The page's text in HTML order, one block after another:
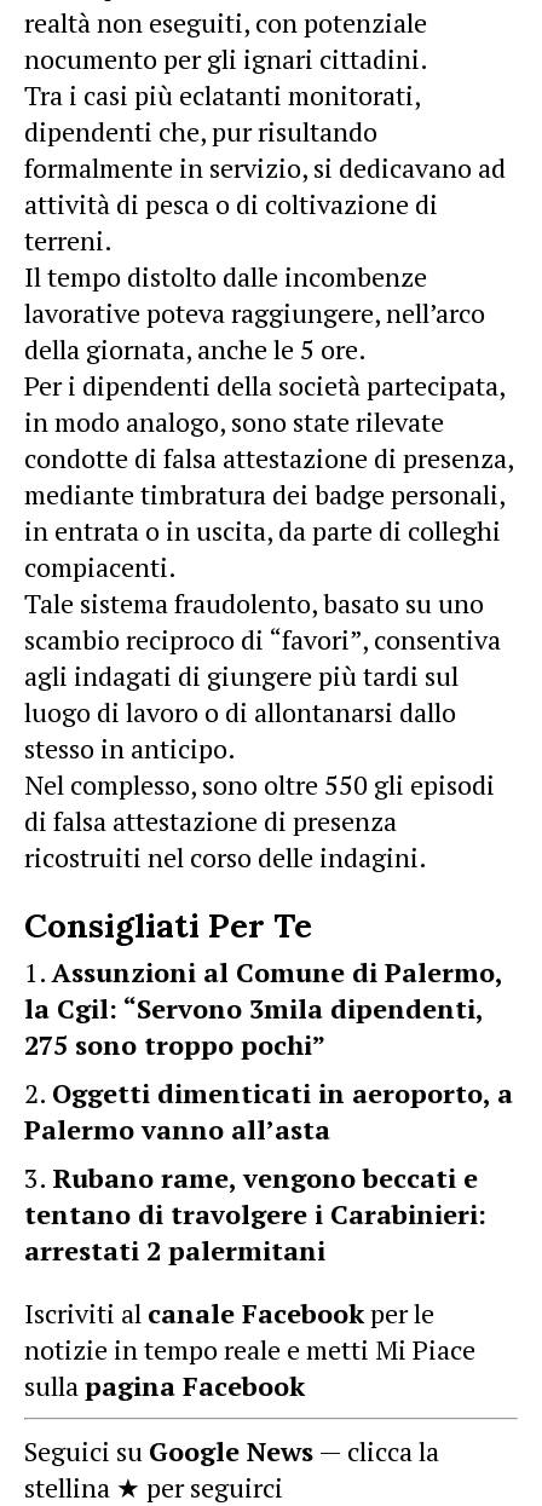
realtà non eseguiti, con potenziale
nocumento per gli ignari cittadini.
Tra i casi più eclatanti monitorati,
dipendenti che, pur risultando
formalmente in servizio, si dedicavano ad
attività di pesca o di coltivazione di
terreni.
Il tempo distolto dalle incombenze
lavorative poteva raggiungere, nell’arco
della giornata, anche le 5 ore.
Per i dipendenti della società partecipata,
in modo analogo, sono state rilevate
condotte di falsa attestazione di presenza,
mediante timbratura dei badge personali,
in entrata o in uscita, da parte di colleghi
compiacenti.
Tale sistema fraudolento, basato su uno
scambio reciproco di “favori”, consentiva
agli indagati di giungere più tardi sul
luogo di lavoro o di allontanarsi dallo
stesso in anticipo.
Nel complesso, sono oltre 550 gli episodi
di falsa attestazione di presenza
ricostruiti nel corso delle indagini.
Consigliati Per Te
Assunzioni al Comune di Palermo,
la Cgil: “Servono 3mila dipendenti,
275 sono troppo pochi”
Oggetti dimenticati in aeroporto, a
Palermo vanno all’asta
Rubano rame, vengono beccati e
tentano di travolgere i Carabinieri:
arrestati 2 palermitani
Iscriviti al canale Facebookper le
notizie in tempo reale e metti Mi Piace
sullapagina Facebook
Seguici su Google News — clicca la
stellina ★ per seguirci